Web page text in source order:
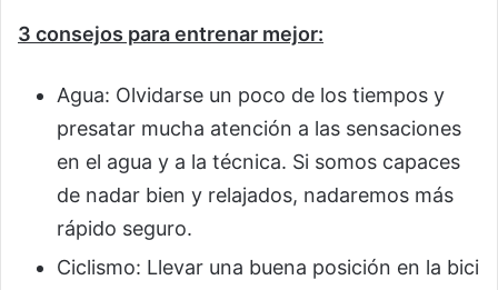
3 consejos para entrenar mejor:
Agua: Olvidarse un poco de los tiempos y
presatar mucha atención a las sensaciones
en el agua y a la técnica. Si somos capaces
de nadar bien y relajados, nadaremos más
rápido seguro.
Ciclismo: Llevar una buena posición en la bici